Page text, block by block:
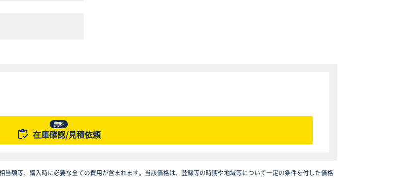
無料
在庫確認/見積依頼
額等、購入時に必要な全ての費用が含まれます。当該価格は、登録等の時期や地域等について一定の条件を付した価格